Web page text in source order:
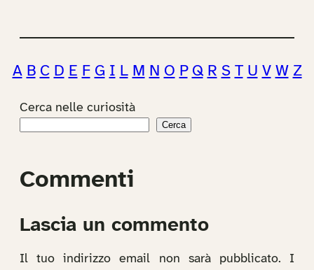
A B C D E F G I L M N O P Q R S T U V W Z
Cerca nelle curiosità
Cerca
Commenti
Lascia un commento
Il tuo indirizzo email non sarà pubblicato.
I